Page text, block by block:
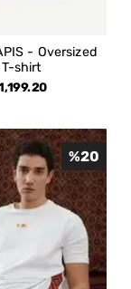
- Oversized
shirt
%20